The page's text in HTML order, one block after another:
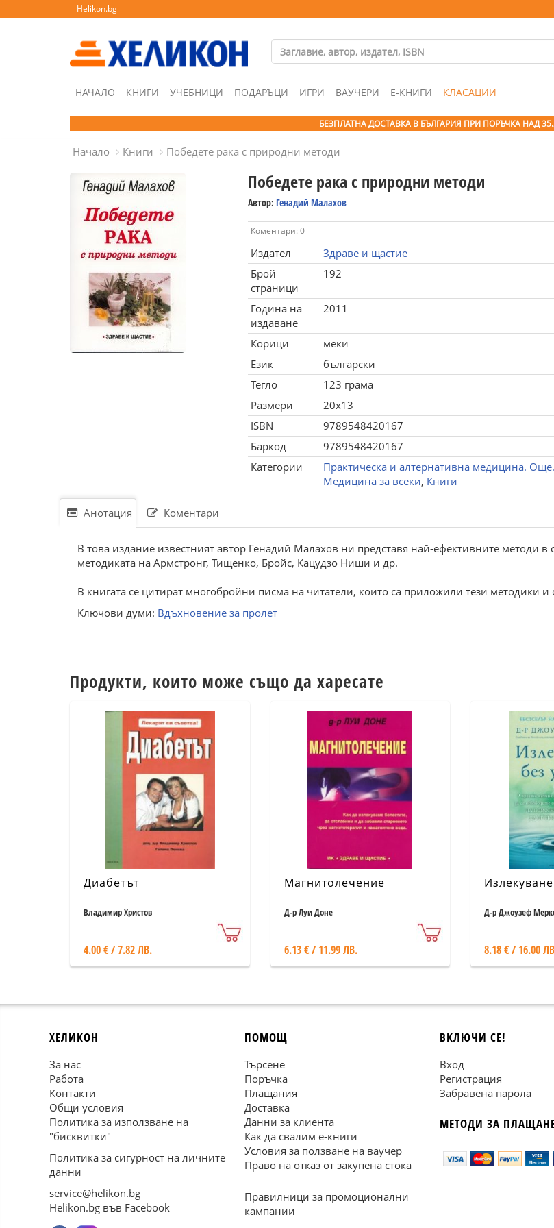
Helikon.bg
НАЧАЛО КНИГИ УЧЕБНИЦИ ПОДАРЪЦИ ИГРИ ВАУЧЕРИ Е-КНИГИ КЛАСАЦИИ
БЕЗПЛАТНА ДОСТАВКА В БЪЛГАРИЯ ПРИ ПОРЪЧКА НАД
Начало Книги Победете рака с природни методи
Победете рака с природни методи
Автор: Генадий Малахов
Коментари: 0
Издател
Здраве и щастие
Брой
страници
192
Година на
издаване
2011
Корици
меки
Език
български
Тегло
123 грама
Размери
20x13
ISBN
9789548420167
Баркод
9789548420167
Категории
Практическа и алтернативна медицина.
Медицина за всеки, Книги
Анотация Коментари
В това издание известният автор Генадий Малахов ни представя най-ефективните методи в
методиката на Армстронг, Тищенко, Бройс, Кацудзо Ниши и др.
В книгата се цитират многобройни писма на читатели, които са приложили тези методики и
Ключови думи: Вдъхновение за пролет
Продукти, които може също да харесате
Диабетът
Владимир Христов
4.00 € / 7.82 ЛВ.
Магнитолечение
Д-р Луи Доне
6.13 € / 11.99 ЛВ.
Д-р Джоузеф
8.18 € / 16.00
ХЕЛИКОН
За нас
Работа
Контакти
Общи условия
Политика за използване на
"бисквитки"
Политика за сигурност на личните
данни
service@helikon.bg
Helikon.bg във Facebook
ПОМОЩ
Търсене
Поръчка
Плащания
Доставка
Данни за клиента
Как да свалим е-книги
Условия за ползване на ваучер
Право на отказ от закупена стока
Правилници за промоционални
кампании
ВКЛЮЧИ СЕ!
Вход
Регистрация
Забравена парола
МЕТОДИ ЗА